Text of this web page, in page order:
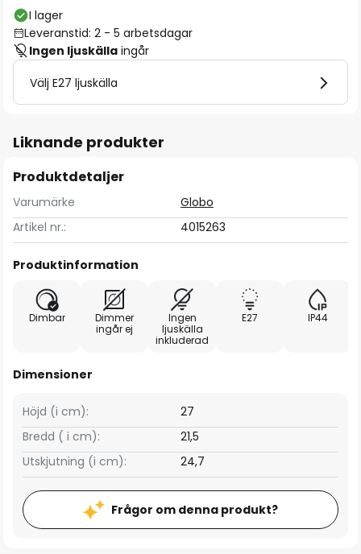
I lager
Leveranstid: 2 - 5 arbetsdagar
Ingen ljuskälla ingår
Välj E27 ljuskälla
Liknande produkter
Produktdetaljer
Varumärke
Globo
Artikel nr.:
4015263
Produktinformation
Dimbar
Dimmer
ingår ej
Ingen
ljuskälla
inkluderad
E27 IP44
Dimensioner
Bredd ( i cm): 21,5
Höjd (i cm): 27
Utskjutning (i cm): 24,7
Frågor om denna produkt?